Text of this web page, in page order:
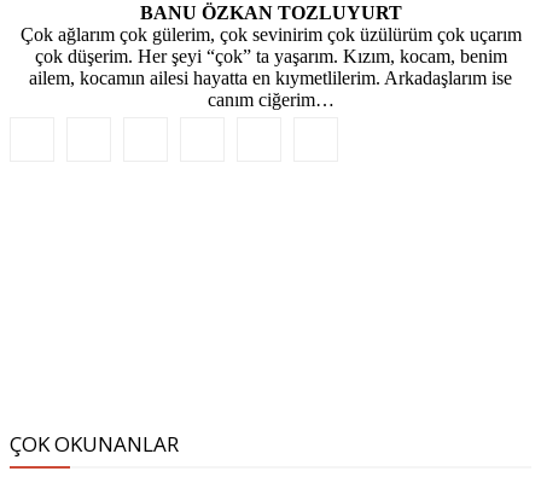
BANU ÖZKAN TOZLUYURT
Çok ağlarım çok gülerim, çok sevinirim çok üzülürüm çok uçarım
çok düşerim. Her şeyi “çok” ta yaşarım. Kızım, kocam, benim
ailem, kocamın ailesi hayatta en kıymetlilerim. Arkadaşlarım ise
canım ciğerim…
ÇOK OKUNANLAR